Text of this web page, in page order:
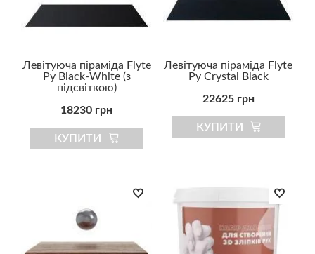
Левітуюча піраміда Flyte
Py Black-White (з
підсвіткою)
18230 грн
КУПИТИ
Левітуюча піраміда Flyte
Py Crystal Black
22625 грн
КУПИТИ